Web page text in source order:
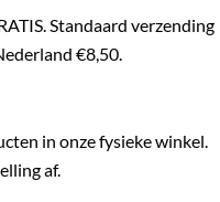
Standaard verzending
€8,50.
in onze fysieke winkel.
af.